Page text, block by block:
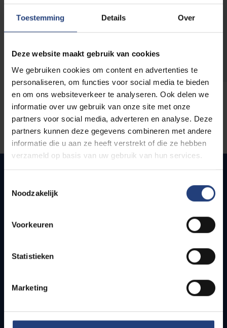
Toestemming Details Over
Deze website maakt gebruik van cookies
We gebruiken cookies om content en advertenties te
personaliseren, om functies voor social media te bieden
en om ons websiteverkeer te analyseren. Ook delen we
informatie over uw gebruik van onze site met onze
partners voor social media, adverteren en analyse. Deze
partners kunnen deze gegevens combineren met andere
informatie die u aan ze heeft verstrekt of die ze hebben
verzameld op basis van uw gebruik van hun services.
Noodzakelijk
Voorkeuren
Statistieken
Marketing
Quick links
How to get to the VUB campuses